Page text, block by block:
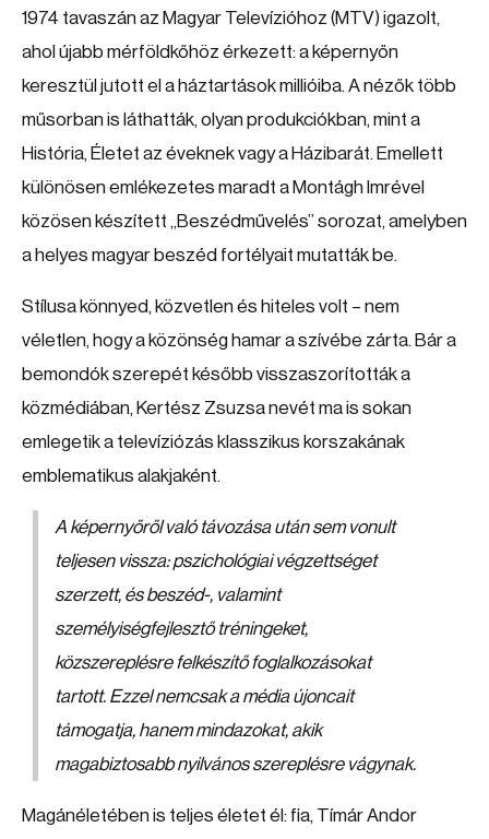
1974 tavaszán az Magyar Televízióhoz (MTV) igazolt,
ahol újabb mérföldkőhöz érkezett: a képernyőn
keresztül jutott el a háztartások millióiba. A nézők több
műsorban is láthatták, olyan produkciókban, mint a
História, Életet az éveknek vagy a Házibarát. Emellett
különösen emlékezetes maradt a Montágh Imrével
közösen készített „Beszédművelés” sorozat, amelyben
a helyes magyar beszéd fortélyait mutatták be.
Stílusa könnyed, közvetlen és hiteles volt – nem
véletlen, hogy a közönség hamar a szívébe zárta. Bár a
bemondók szerepét később visszaszorították a
közmédiában, Kertész Zsuzsa nevét ma is sokan
emlegetik a televíziózás klasszikus korszakának
emblematikus alakjaként.
A képernyőről való távozása után sem vonult
teljesen vissza: pszichológiai végzettséget
szerzett, és beszéd-, valamint
személyiségfejlesztő tréningeket,
közszereplésre felkészítő foglalkozásokat
tartott. Ezzel nemcsak a média újoncait
támogatja, hanem mindazokat, akik
magabiztosabb nyilvános szereplésre vágynak.
Magánéletében is teljes életet él: fia, Tímár Andor